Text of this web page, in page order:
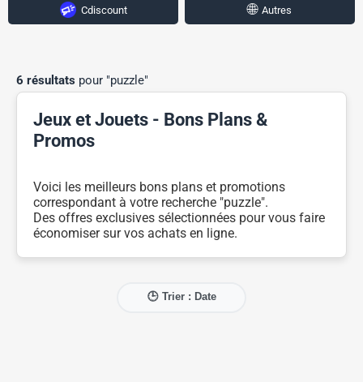
Cdiscount 🌐 Autres
6 résultats pour "puzzle"
Jeux et Jouets - Bons Plans &
Promos
Voici les meilleurs bons plans et promotions
correspondant à votre recherche "puzzle".
Des offres exclusives sélectionnées pour vous faire
économiser sur vos achats en ligne.
🕒 Trier : Date